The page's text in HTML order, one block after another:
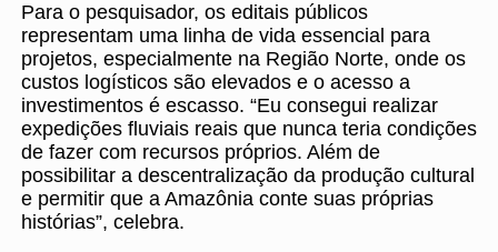
Para o pesquisador, os editais públicos
representam uma linha de vida essencial para
projetos, especialmente na Região Norte, onde os
custos logísticos são elevados e o acesso a
investimentos é escasso. “Eu consegui realizar
expedições fluviais reais que nunca teria condições
de fazer com recursos próprios. Além de
possibilitar a descentralização da produção cultural
e permitir que a Amazônia conte suas próprias
histórias”, celebra.